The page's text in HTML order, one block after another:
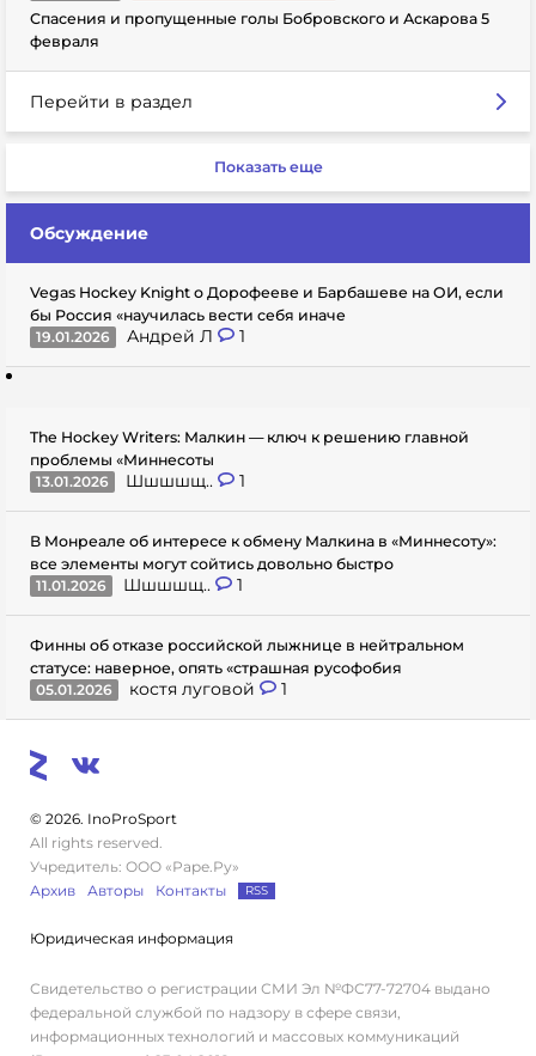
Спасения и пропущенные голы Бобровского и Аскарова 5
февраля
Перейти в раздел
Показать еще
Обсуждение
Vegas Hockey Knight о Дорофееве и Барбашеве на ОИ, если
бы Россия «научилась вести себя иначе
19.01.2026
Андрей Л 1
The Hockey Writers: Малкин — ключ к решению главной
проблемы «Миннесоты
13.01.2026
Шшшшщ.. 1
В Монреале об интересе к обмену Малкина в «Миннесоту»:
все элементы могут сойтись довольно быстро
11.01.2026
Шшшшщ.. 1
Финны об отказе российской лыжнице в нейтральном
статусе: наверное, опять «страшная русофобия
05.01.2026
костя луговой 1
© 2026. InoProSport
All rights reserved.
Учредитель: ООО «Раре.Ру»
Архив
Авторы Контакты RSS
Юридическая информация
Свидетельство о регистрации СМИ Эл №ФС77-72704 выдано
федеральной службой по надзору в сфере связи,
информационных технологий и массовых коммуникаций